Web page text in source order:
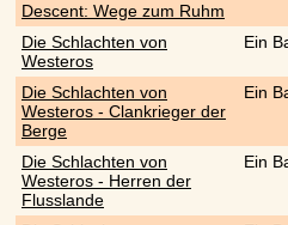
Descent: Wege zum Ruhm
Die Schlachten von
Westeros
Ein
Die Schlachten von
Westeros - Clankrieger der
Berge
Ein
Die Schlachten von
Westeros - Herren der
Flusslande
Ein